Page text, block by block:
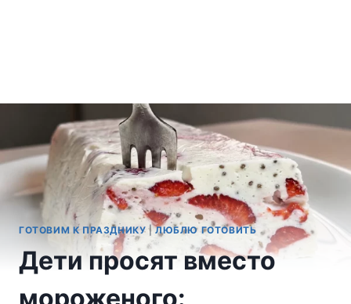
ГОТОВИМ К ПРАЗДНИКУ |ЛЮБЛЮ ГОТОВИТЬ
Дети просят вместо